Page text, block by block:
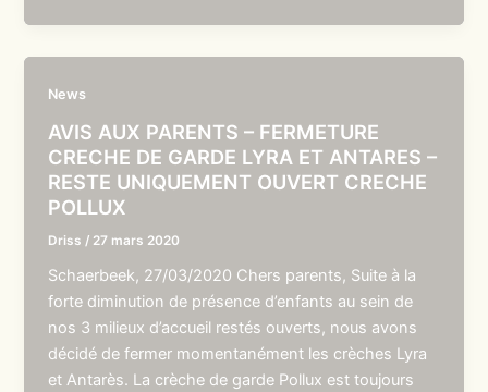
News
AVIS AUX PARENTS – FERMETURE
CRECHE DE GARDE LYRA ET ANTARES –
RESTE UNIQUEMENT OUVERT CRECHE
POLLUX
Driss / 27 mars 2020
Schaerbeek, 27/03/2020 Chers parents, Suite à la
forte diminution de présence d’enfants au sein de
nos 3 milieux d’accueil restés ouverts, nous avons
décidé de fermer momentanément les crèches Lyra
et Antarès. La crèche de garde Pollux est toujours